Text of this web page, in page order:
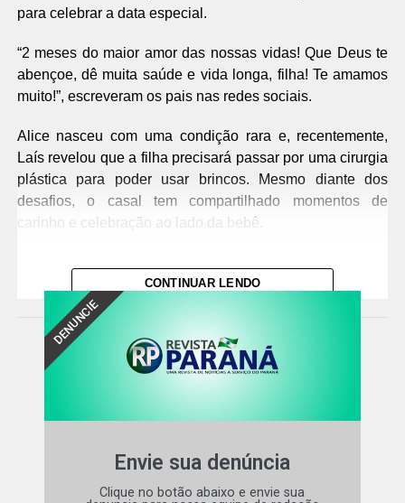
para celebrar a data especial.
“2 meses do maior amor das nossas vidas! Que Deus te
abençoe, dê muita saúde e vida longa, filha! Te amamos
muito!”, escreveram os pais nas redes sociais.
Alice nasceu com uma condição rara e, recentemente,
Laís revelou que a filha precisará passar por uma cirurgia
plástica para poder usar brincos. Mesmo diante dos
desafios, o casal tem compartilhado momentos de
carinho e celebração ao lado da bebê.
Ver essa foto no Instagram
Um post compartilhado por Laís Caldas (@dra.laiscaldass)
CONTINUAR LENDO
Envie sua denúncia
Clique no botão abaixo e envie sua
DENUNCIE